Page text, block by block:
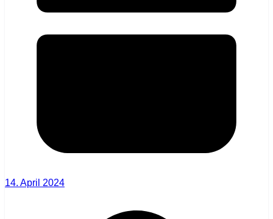
14. April 2024